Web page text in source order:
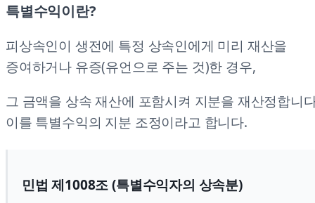
특별수익이란?
피상속인이 생전에 특정 상속인에게 미리 재산을
증여하거나 유증(유언으로 주는 것)한 경우,
그 금액을 상속 재산에 포함시켜 지분을 재산정합니
이를 특별수익의 지분 조정이라고 합니다.
민법 제1008조 (특별수익자의 상속분)